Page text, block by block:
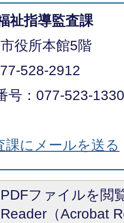
祉指導監査課
役所本館5階
528-2912
号：077-523-1330
課にメールを送る
PDFファイルを閲
Reader（Acrobat